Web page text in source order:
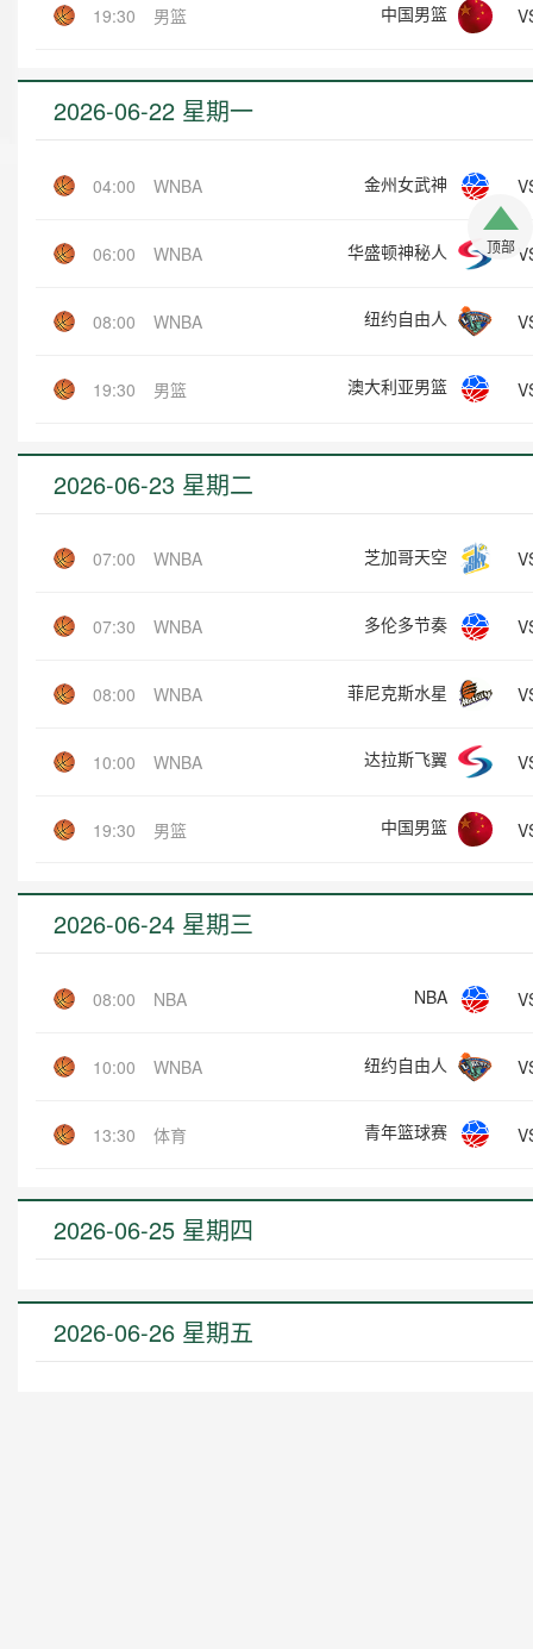
19:30 男篮 中国男篮
2026-06-22 星期一
04:00 WNBA 金州女武神
06:00 WNBA 华盛顿神秘人
08:00 WNBA 纽约自由人
19:30 男篮 澳大利亚男篮
2026-06-23 星期二
07:00 WNBA 芝加哥天空
07:30 WNBA 多伦多节奏
08:00 WNBA 菲尼克斯水星
10:00 WNBA 达拉斯飞翼
19:30 男篮 中国男篮
2026-06-24 星期三
08:00 NBA NBA
10:00 WNBA 纽约自由人
13:30 体育 青年篮球赛
2026-06-25 星期四
2026-06-26 星期五
顶部